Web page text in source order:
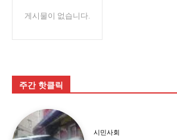
게시물이 없습니다.
주간 핫클릭
시민사회